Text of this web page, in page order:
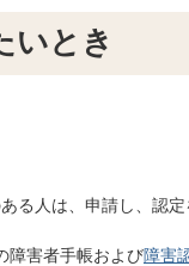
いとき
る人は、申請し、認
障害者手帳および障害